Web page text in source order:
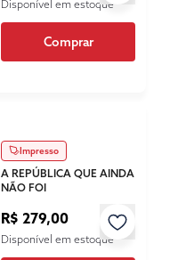
Disponível em estoque
Comprar
Impresso
A REPÚBLICA QUE AINDA
NÃO FOI
R$ 279,00
Disponível em estoque